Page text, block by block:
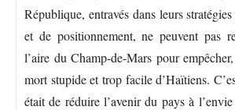
République, entravés dans leurs
et de positionnement, ne peuvent pas
l’aire du Champ-de-Mars pour
mort stupide et trop facile d’Haïtiens.
était de réduire l’avenir du pays à